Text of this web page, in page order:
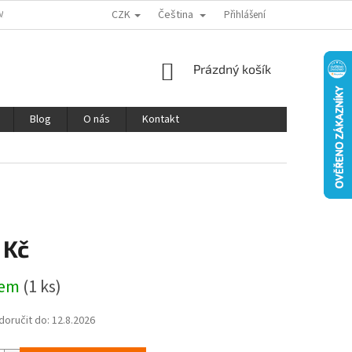
OCHRANY OSOBNÍCH ÚDAJŮ REKLAMACE A VRÁCENÍ ZBOŽÍ
CZK Čeština Přihlášení
NÁKUPNÍ
Prázdný košík
Blog O nás
Kontakt
(1 ks)
do: 12.8.2026